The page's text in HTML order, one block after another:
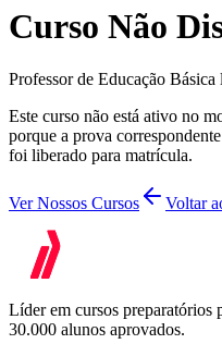
Curso Não
Professor de Educação
Este curso não está ativo no
porque a prova
foi liberado para matrícula.
Ver Nossos Cursos Voltar
Líder em cursos preparatórios
30.000 alunos aprovados.